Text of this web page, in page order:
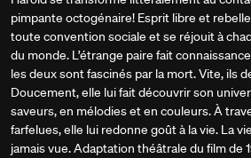
pimpante octogénaire! Esprit libre et
toute convention sociale et se réjouit à
du monde. L’étrange paire fait
les deux sont fascinés par la mort. Vite, ils
Doucement, elle lui fait découvrir son
saveurs, en mélodies et en couleurs. À
farfelues, elle lui redonne goût à la vie. La
jamais vue. Adaptation théâtrale du film de